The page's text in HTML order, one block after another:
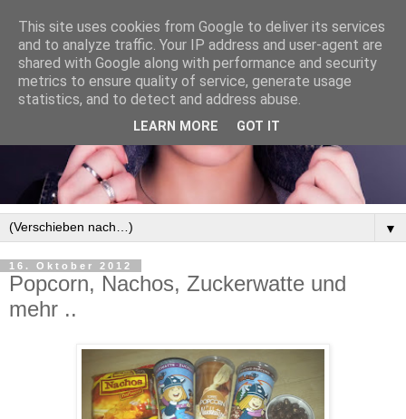
▼
16. Oktober 2012
Popcorn, Nachos, Zuckerwatte und
mehr ..
This site uses cookies from Google to deliver its services
and to analyze traffic. Your IP address and user-agent are
shared with Google along with performance and security
metrics to ensure quality of service, generate usage
statistics, and to detect and address abuse.
LEARN MORE GOT IT